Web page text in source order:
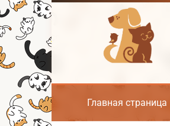
Перейти
к
контенту
Главная страница